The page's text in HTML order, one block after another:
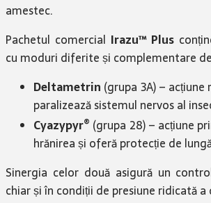
amestec.
Pachetul comercial Irazu™ Plus
cu moduri diferite și complementare
Deltametrin (grupa 3A) – acțiune
paralizează sistemul nervos al
Cyazypyr® (grupa 28) – acțiune
hrănirea și oferă protecție de
Sinergia celor două asigură un
chiar și în condiții de presiune ridicată